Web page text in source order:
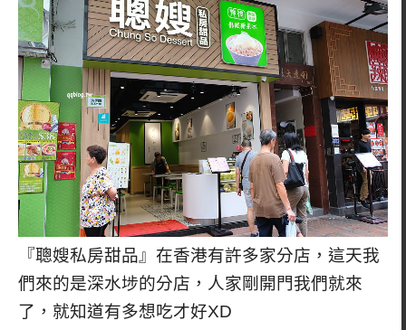
『聰嫂私房甜品』在香港有許多家分店，這天我
們來的是深水埗的分店，人家剛開門我們就來
了，就知道有多想吃才好XD